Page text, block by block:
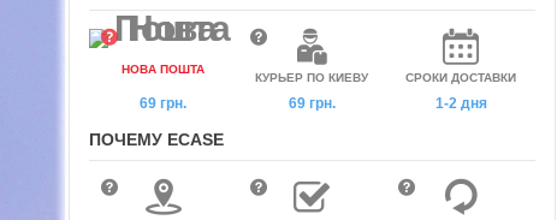
НОВА ПОШТА
69 грн.
КУРЬЕР ПО КИЕВУ
69 грн.
СРОКИ ДОСТАВКИ
1-2 дня
ПОЧЕМУ ECASE